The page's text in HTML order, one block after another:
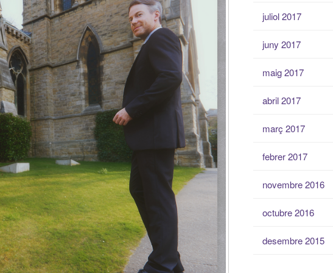
juliol 2017
juny 2017
maig 2017
abril 2017
març 2017
febrer 2017
novembre 2016
octubre 2016
desembre 2015